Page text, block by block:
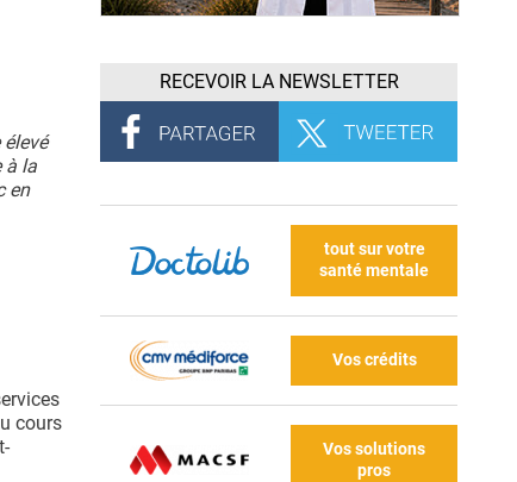
à la
en
cours
RECEVOIR LA NEWSLETTER
tout sur votre
santé mentale
Vos crédits
Vos solutions
pros